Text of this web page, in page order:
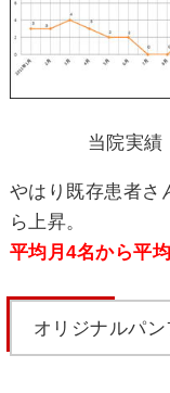
当院実
やはり既存患者さ
ら上昇。
平均月4名から平
オリジナルパ